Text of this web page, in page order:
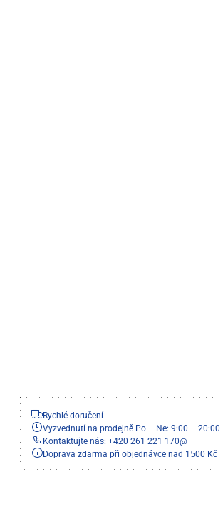
Rychlé doručení
Vyzvednutí na prodejně Po – Ne: 9:00 – 20:00
Kontaktujte nás: +420 261 221 170@
Doprava zdarma při objednávce nad 1500 Kč